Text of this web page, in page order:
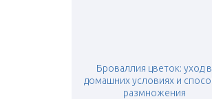
Броваллия цветок: уход в
домашних условиях и
размножения